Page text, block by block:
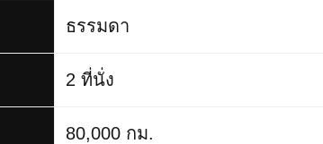
ธรรมดา
2 ที่นั่ง
80,000 กม.